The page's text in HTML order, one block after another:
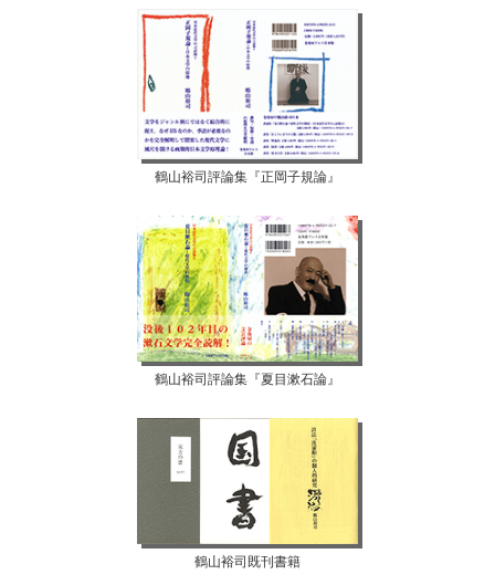
鶴山裕司評論集『正岡子規論』
鶴山裕司評論集『夏目漱石論』
鶴山裕司既刊書籍